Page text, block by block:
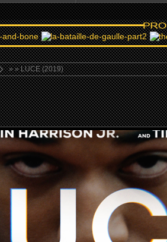
»» LUCE (2019)